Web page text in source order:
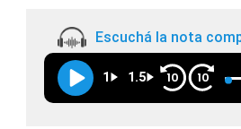
Escuchá la nota
1 1.5 10 10